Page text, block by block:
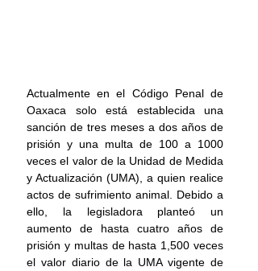
Actualmente en el Código Penal de
Oaxaca solo está establecida una
sanción de tres meses a dos años de
prisión y una multa de 100 a 1000
veces el valor de la Unidad de Medida
y Actualización (UMA), a quien realice
actos de sufrimiento animal. Debido a
ello, la legisladora planteó un
aumento de hasta cuatro años de
prisión y multas de hasta 1,500 veces
el valor diario de la UMA vigente de